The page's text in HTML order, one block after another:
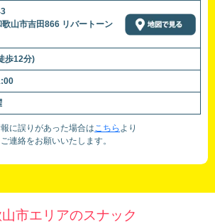
山市吉田866 リバートーン
歩12分)
に誤りがあった場合はこちら より
ご連絡をお願いいたします。
市エリアのスナック